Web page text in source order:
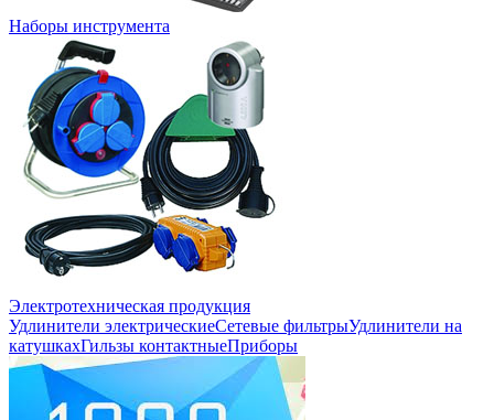
Наборы инструмента
Электротехническая продукция
Удлинители электрическиеСетевые фильтрыУдлинители на
катушкахГильзы контактныеПриборы